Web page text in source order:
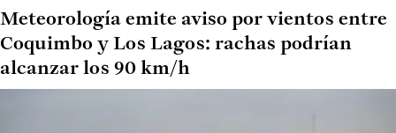
Meteorología emite aviso por vientos entre
Coquimbo y Los Lagos: rachas podrían
alcanzar los 90 km/h